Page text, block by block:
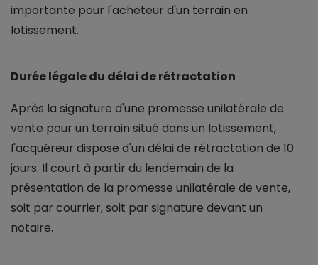
importante pour l'acheteur d'un terrain en
lotissement.
Durée légale du délai de rétractation
Après la signature d'une promesse unilatérale de
vente pour un terrain situé dans un lotissement,
l'acquéreur dispose d'un délai de rétractation de 10
jours. Il court à partir du lendemain de la
présentation de la promesse unilatérale de vente,
soit par courrier, soit par signature devant un
notaire.